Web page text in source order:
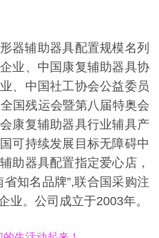
器辅助器具配置规模名列
业、中国康复辅助器具协
、中国社工协会公益委员
国残运会暨第八届特奥会
康复辅助器具行业辅具产
可持续发展目标无障碍中
助器具配置指定爱心店，
知名品牌”,联合国采购注
业。公司成立于2003年。